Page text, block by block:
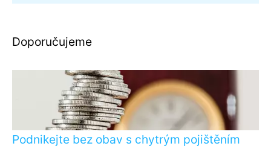
Doporučujeme
Podnikejte bez obav s chytrým pojištěním